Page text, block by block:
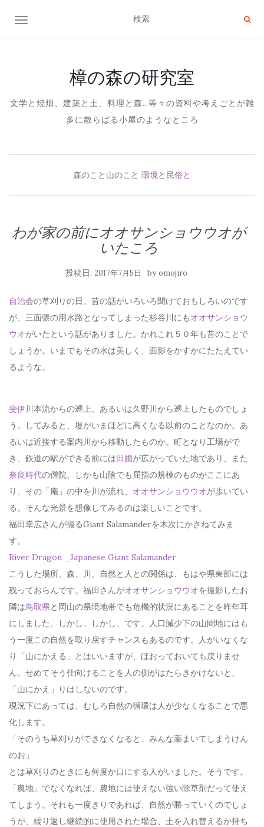
ナビゲーション切り替え
樟の森の研究室
文学と焼畑、建築と土、料理と森…等々の資料や考えごとが雑
多に散らばる小屋のようなところ
森のこと山のこと 環境と民俗と
わが家の前にオオサンショウウオが
いたころ
投稿日: 2017年7月5日 byomojiro
自治会の草刈りの日。昔の話がいろいろ聞けておもしろいのです
が、三面張の用水路となってしまった杉谷川にもオオサンショウ
ウオがいたという話がありました。かれこれ５０年も昔のことで
しょうか。いまでもその水は美しく、面影をかすかにたたえてい
るような。
斐伊川本流からの遡上、あるいは久野川から遡上したものでしょ
う。してみると、堤がいまほどに高くなる以前のことなのか。あ
るいは近接する案内川から移動したものか。町となり工場がで
き、鉄道の駅ができる前には田圃が広がっていた地であり、また
奈良時代の僧院、しかも山陰でも屈指の規模のものがここにあ
り、その「庵」の中を川が流れ、 オオサンショウウオが歩いてい
る。そんな光景を想像してみるのは楽しいことです。
福田幸広さんが撮るGiant Salamanderを木次にかさねてみま
す。
River Dragon _Japanese Giant Salamander
こうした場所、森、川、自然と人との関係は、もはや県東部には
残っておらんです。福田さんがオオサンショウウオを撮影したお
隣は鳥取県と岡山の県境地帯でも危機的状況にあることを昨年耳
にしました。しかし、しかし、です。人口減少下の山間地にはも
う一度この自然を取り戻すチャンスもあるのです。人がいなくな
り「山にかえる」とはいいますが、ほおっておいても戻りませ
ん。せめてそう仕向けることを人の側がはたらきかけないと、
「山にかえ」りはしないのです。
現況下にあっては、むしろ自然の循環は人が少なくなることで悪
化します。
「そのうち草刈りができなくなると、みんな薬まいてしまうけん
のお」
とは草刈りのときにも何度か口にする人がいました。そうです。
「農地」でなくなれば、農地には使えない強い除草剤だって使え
てしまう。それも一度きりであれば、自然が勝っていくのでしょ
うが、繰り返し継続的に使用された場合、土を入れ替えるか持ち